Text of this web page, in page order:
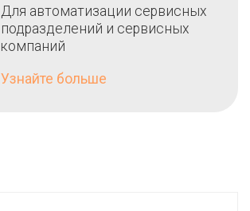
Для автоматизации сервисных
подразделений и сервисных
компаний
Узнайте больше